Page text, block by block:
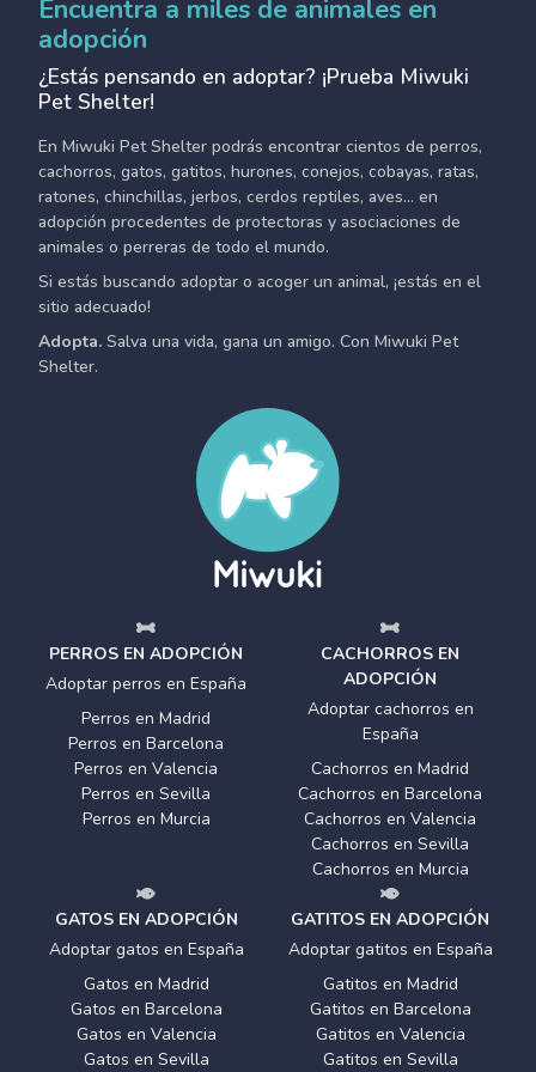
Encuentra a miles de animales en
adopción
¿Estás pensando en adoptar? ¡Prueba Miwuki
Pet Shelter!
En Miwuki Pet Shelter podrás encontrar cientos de perros,
cachorros, gatos, gatitos, hurones, conejos, cobayas, ratas,
ratones, chinchillas, jerbos, cerdos reptiles, aves... en
adopción procedentes de protectoras y asociaciones de
animales o perreras de todo el mundo.
Si estás buscando adoptar o acoger un animal, ¡estás en el
sitio adecuado!
Adopta. Salva una vida, gana un amigo. Con Miwuki Pet
Shelter.
PERROS EN ADOPCIÓN
Adoptar perros en España
Perros en Madrid
Perros en Barcelona
Perros en Valencia
Perros en Sevilla
Perros en Murcia
CACHORROS EN
ADOPCIÓN
Adoptar cachorros en
España
Cachorros en Madrid
Cachorros en Barcelona
Cachorros en Valencia
Cachorros en Sevilla
Cachorros en Murcia
GATOS EN ADOPCIÓN
Adoptar gatos en España
Gatos en Madrid
Gatos en Barcelona
Gatos en Valencia
Gatos en Sevilla
GATITOS EN ADOPCIÓN
Adoptar gatitos en España
Gatitos en Madrid
Gatitos en Barcelona
Gatitos en Valencia
Gatitos en Sevilla